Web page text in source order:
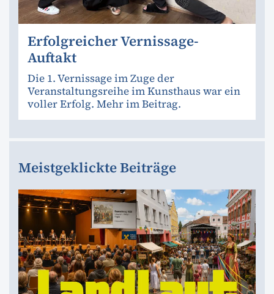
Erfolgreicher Vernissage-
Auftakt
Die 1. Vernissage im Zuge der
Veranstaltungsreihe im Kunsthaus war ein
voller Erfolg. Mehr im Beitrag.
Meistgeklickte Beiträge